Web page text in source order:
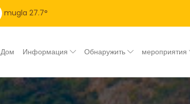
mugla 27.7°
Дом Информация Обнаружить мероприятия